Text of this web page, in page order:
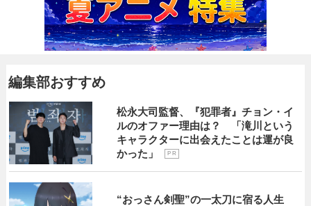
編集部おすすめ
松永大司監督、『犯罪者』チョン・イ
ルのオファー理由は？ 「滝川という
キャラクターに出会えたことは運が良
かった」
P R
“おっさん剣聖”の一太刀に宿る人生